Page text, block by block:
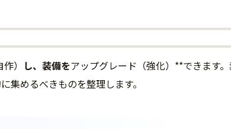
） し、装備をアップグレード（強化）**できます
集めるべきものを整理します。